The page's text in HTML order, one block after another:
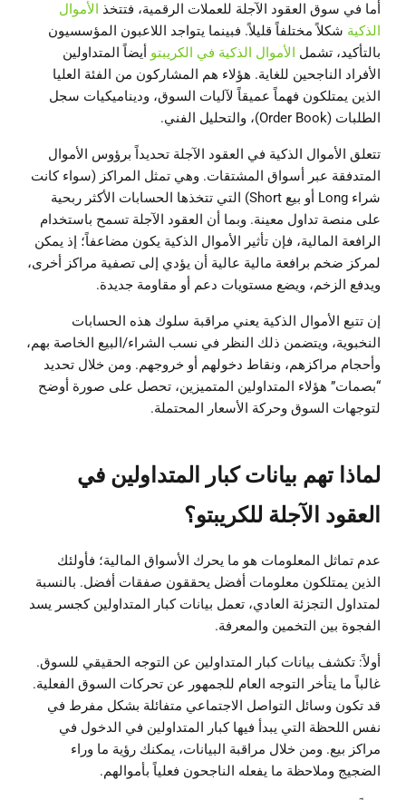
أما في سوق العقود الآجلة للعملات الرقمية، فتتخذ الأموال
الذكية شكلاً مختلفاً قليلاً. فبينما يتواجد اللاعبون المؤسسيون
بالتأكيد، تشمل الأموال الذكية في الكريبتو أيضاً المتداولين
الأفراد الناجحين للغاية. هؤلاء هم المشاركون من الفئة العليا
الذين يمتلكون فهماً عميقاً لآليات السوق، وديناميكيات سجل
الطلبات (Order Book)، والتحليل الفني.
تتعلق الأموال الذكية في العقود الآجلة تحديداً برؤوس الأموال
المتدفقة عبر أسواق المشتقات. وهي تمثل المراكز (سواء كانت
شراء Long أو بيع Short) التي تتخذها الحسابات الأكثر ربحية
على منصة تداول معينة. وبما أن العقود الآجلة تسمح باستخدام
الرافعة المالية، فإن تأثير الأموال الذكية يكون مضاعفاً؛ إذ يمكن
لمركز ضخم برافعة مالية عالية أن يؤدي إلى تصفية مراكز أخرى،
ويدفع الزخم، ويضع مستويات دعم أو مقاومة جديدة.
إن تتبع الأموال الذكية يعني مراقبة سلوك هذه الحسابات
النخبوية، ويتضمن ذلك النظر في نسب الشراء/البيع الخاصة بهم،
وأحجام مراكزهم، ونقاط دخولهم أو خروجهم. ومن خلال تحديد
“بصمات” هؤلاء المتداولين المتميزين، تحصل على صورة أوضح
لتوجهات السوق وحركة الأسعار المحتملة.
لماذا تهم بيانات كبار المتداولين في
العقود الآجلة للكريبتو؟
عدم تماثل المعلومات هو ما يحرك الأسواق المالية؛ فأولئك
الذين يمتلكون معلومات أفضل يحققون صفقات أفضل. بالنسبة
لمتداول التجزئة العادي، تعمل بيانات كبار المتداولين كجسر يسد
الفجوة بين التخمين والمعرفة.
أولاً: تكشف بيانات كبار المتداولين عن التوجه الحقيقي للسوق.
غالباً ما يتأخر التوجه العام للجمهور عن تحركات السوق الفعلية.
قد تكون وسائل التواصل الاجتماعي متفائلة بشكل مفرط في
نفس اللحظة التي يبدأ فيها كبار المتداولين في الدخول في
مراكز بيع. ومن خلال مراقبة البيانات، يمكنك رؤية ما وراء
الضجيج وملاحظة ما يفعله الناجحون فعلياً بأموالهم.